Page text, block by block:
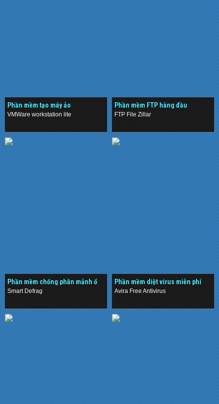
Phần mềm tạo máy ảo
VMWare workstation lite
Phần mềm FTP hàng đầu
FTP File Zillar
Phần mềm chống phân mảnh ổ
đĩa cứng miễn phí
Smart Defrag
Phần mềm diệt virus miễn phí
Avira Free Antivirus